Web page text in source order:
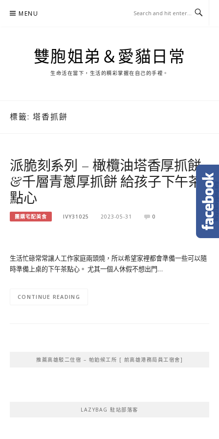
MENU
雙胞姐弟＆愛貓日常
生命活在當下，生活的精彩掌握在自己的手裡。
標籤: 塔香抓餅
派脆刻系列 – 橄欖油塔香厚抓餅
&千層青蔥厚抓餅 給孩子下午茶
點心
團購宅配美食 IVY31025 2023-05-31 0
生活忙碌常常讓人工作家庭兩頭燒，所以希望家裡都會準備一些可以隨
時準備上桌的下午茶點心。 尤其一個人休假不想出門…
CONTINUE READING
推薦高雄駁二住宿 – 帕鉑候工所 [ 前高雄港務局員工宿舍]
LAZYBAG 駐站部落客